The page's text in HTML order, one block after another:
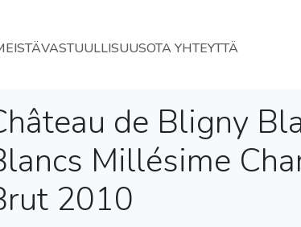
VASTUULLISUUSOTA YHTEYTTÄ
de Bligny
Millésime
2010